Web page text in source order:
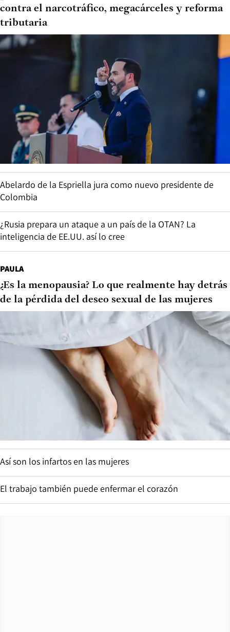
contra el narcotráfico, megacárceles y reforma
tributaria
Abelardo de la Espriella jura como nuevo presidente de
Colombia
¿Rusia prepara un ataque a un país de la OTAN? La
inteligencia de EE.UU. así lo cree
PAULA
¿Es la menopausia? Lo que realmente hay detrás
de la pérdida del deseo sexual de las mujeres
Así son los infartos en las mujeres
El trabajo también puede enfermar el corazón